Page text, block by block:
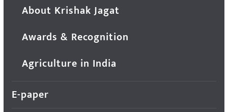
About Krishak Jagat
Awards & Recognition
Agriculture in India
E-paper